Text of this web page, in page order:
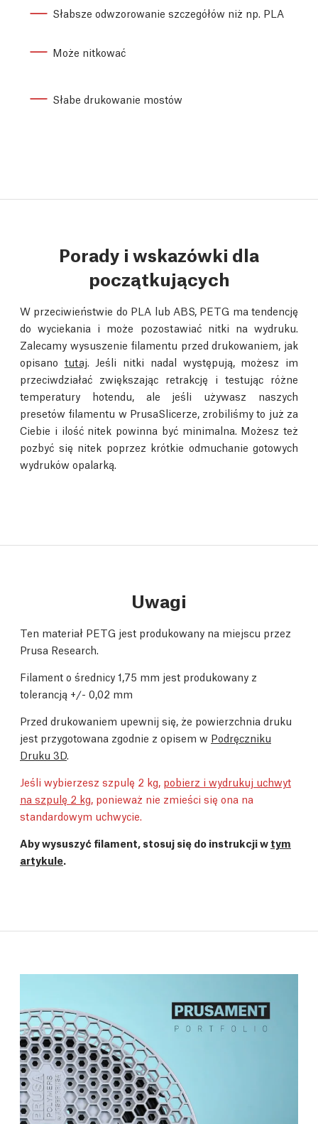
Słabsze odwzorowanie szczegółów niż np. PLA
Może nitkować
Słabe drukowanie mostów
Porady i wskazówki dla
początkujących
W przeciwieństwie do PLA lub ABS, PETG ma tendencję
do wyciekania i może pozostawiać nitki na wydruku.
Zalecamy wysuszenie filamentu przed drukowaniem, jak
opisano tutaj . Jeśli nitki nadal występują, możesz im
przeciwdziałać zwiększając retrakcję i testując różne
temperatury hotendu, ale jeśli używasz naszych
presetów filamentu w PrusaSlicerze, zrobiliśmy to już za
Ciebie i ilość nitek powinna być minimalna. Możesz też
pozbyć się nitek poprzez krótkie odmuchanie gotowych
wydruków opalarką.
Uwagi
Ten materiał PETG jest produkowany na miejscu przez
Prusa Research.
Filament o średnicy 1,75 mm jest produkowany z
tolerancją +/- 0,02 mm
Przed drukowaniem upewnij się, że powierzchnia druku
jest przygotowana zgodnie z opisem w Podręczniku
Druku 3D
Jeśli wybierzesz szpulę 2 kg, pobierz i wydrukuj uchwyt
na szpulę 2 kg , ponieważ nie zmieści się ona na
standardowym uchwycie.
Aby wysuszyć filament, stosuj się do instrukcji w tym
artykule.